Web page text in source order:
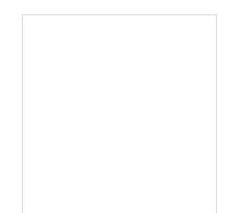
NIVELI I